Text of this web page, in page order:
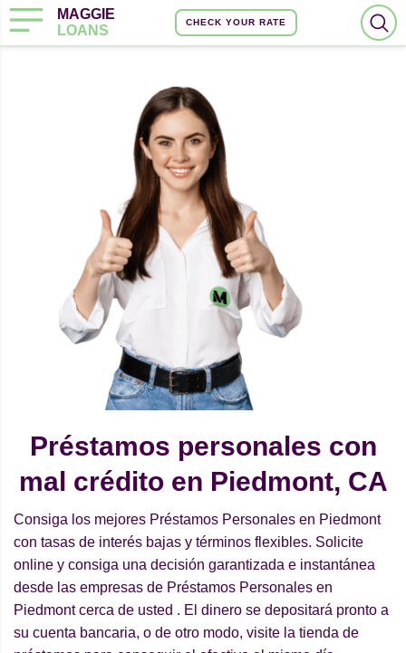
MAGGIE
LOANS
CHECK YOUR RATE
Préstamos personales con
mal crédito en Piedmont, CA
Consiga los mejores Préstamos Personales en Piedmont
con tasas de interés bajas y términos flexibles. Solicite
online y consiga una decisión garantizada e instantánea
desde las empresas de Préstamos Personales en
Piedmont cerca de usted . El dinero se depositará pronto a
su cuenta bancaria, o de otro modo, visite la tienda de